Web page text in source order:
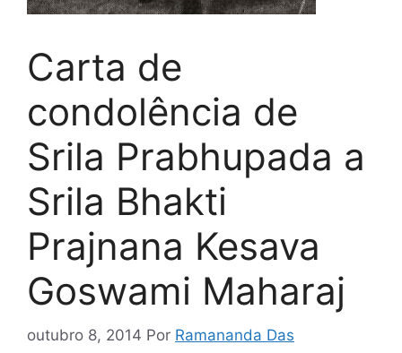
Carta de
condolência de
Srila Prabhupada a
Srila Bhakti
Prajnana Kesava
Goswami Maharaj
outubro 8, 2014 Por Ramananda Das